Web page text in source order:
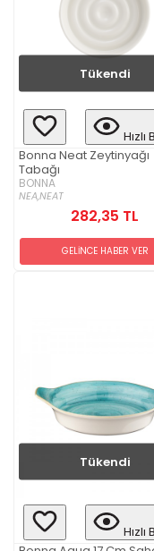
Tükendi
Hızlı
Bonna Neat Zeytinyağı
Tabağı
BONNA
NEA,NEAT
282,35 TL
GELİNCE HABER VER
Tükendi
Hızlı